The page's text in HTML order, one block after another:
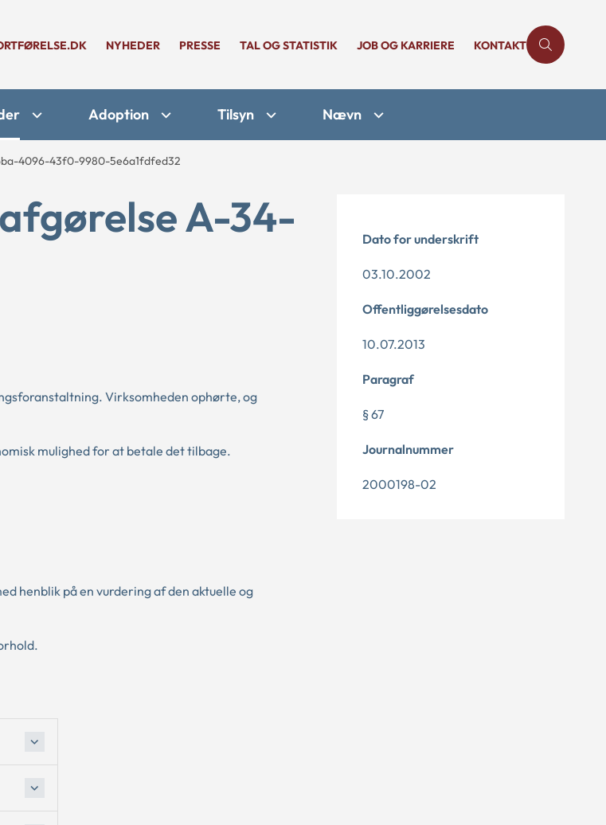
NYHEDER PRESSE TAL OG STATISTIK JOB OG KARRIERE KONTAKT
Adoption Tilsyn Nævn
4096-43f0-9980-5e6a1fdfed32
A-34-
Virksomheden ophørte, og
mulighed for at betale det tilbage.
henblik på en vurdering af den aktuelle og
Dato for underskrift
03.10.2002
Offentliggørelsesdato
10.07.2013
Paragraf
§ 67
Journalnummer
2000198-02